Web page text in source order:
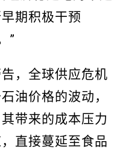
期积极干预
”
，全球供应危机
油价格的波动，
带来的成本压力
直接蔓延至食品